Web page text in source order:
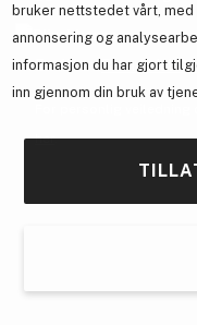
bruker nettstedet vårt, med
annonsering og
informasjon du har gjort
inn gjennom din bruk av
En del avBrandsdal
her.